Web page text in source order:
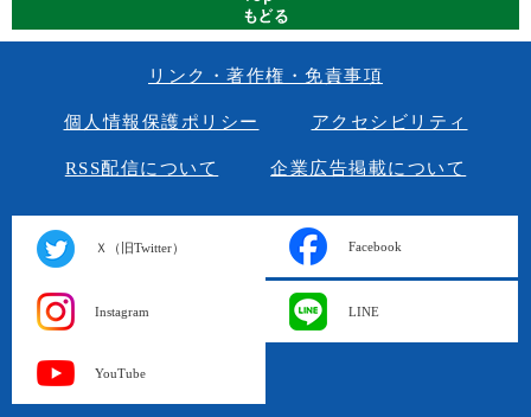
リンク・著作権・免責事項
個人情報保護ポリシー アクセシビリティ
RSS配信について 企業広告掲載について
Ｘ（旧Twitter） Facebook
Instagram LINE
YouTube